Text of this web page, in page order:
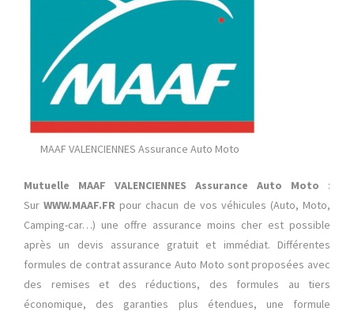
MAAF VALENCIENNES Assurance Auto Moto
Mutuelle MAAF VALENCIENNES Assurance Auto Moto :
Sur WWW.MAAF.FR pour chacun de vos véhicules (Auto, Moto,
Camping-car…) une offre assurance moins cher est possible
après un devis assurance gratuit et immédiat. Différentes
formules de contrat assurance Auto Moto sont proposées avec
des remises et des réductions, des formules au tiers
économique, des garanties plus étendues, une formule